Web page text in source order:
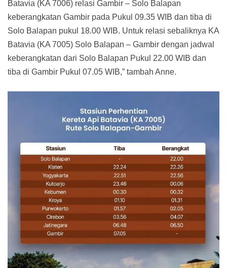
Batavia (KA 7006) relasi Gambir – Solo Balapan
keberangkatan Gambir pada Pukul 09.35 WIB dan tiba di
Solo Balapan pukul 18.00 WIB. Untuk relasi sebaliknya KA
Batavia (KA 7005) Solo Balapan – Gambir dengan jadwal
keberangkatan dari Solo Balapan Pukul 22.00 WIB dan
tiba di Gambir Pukul 07.05 WIB,” tambah Anne.